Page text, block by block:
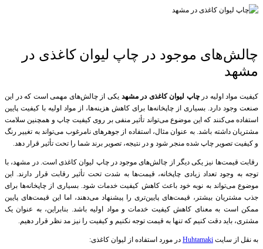
چالش‌های موجود در چاپ لیوان کاغذی در
مشهد
کیفیت مواد اولیه درچاپ لیوان کاغذی در مشهد یکی از چالش‌های مهمی است که در این
صنعت وجود دارد. بسیاری از چاپخانه‌ها برای کاهش هزینه‌ها، از مواد اولیه با کیفیت پایین
استفاده می‌کنند که این موضوع می‌تواند تأثیر منفی بر روی کیفیت چاپ و همچنین سلامت
مشتریان داشته باشد. به عنوان مثال، استفاده از جوهرهای نامرغوب می‌تواند به تغییر رنگ
و کیفیت تصویر چاپ شده منجر شود و در نتیجه، تصویر برند شما را تحت تأثیر قرار دهد.
رقابت قیمت‌ها نیز یکی دیگر از چالش‌های موجود در چاپ لیوان کاغذی است. در مشهد، با
توجه به وجود تعداد زیادی چاپخانه، قیمت‌ها به شدت تحت تأثیر رقابت قرار دارند. این
موضوع می‌تواند به نوبه خود باعث کاهش کیفیت خدمات شود. بسیاری از چاپخانه‌ها برای
جذب مشتریان بیشتر، قیمت‌های پایین‌تری را پیشنهاد می‌دهند، اما این قیمت‌های پایین
ممکن است به معنای کاهش کیفیت خدمات و مواد اولیه باشد. بنابراین، به عنوان یک
مشتری، باید دقت کنیم که تنها به قیمت توجه نکنیم و کیفیت را نیز مد نظر قرار دهیم.
به نقل از سایت Huhtamaki در مورد استفاده از لیوان کاغذی: